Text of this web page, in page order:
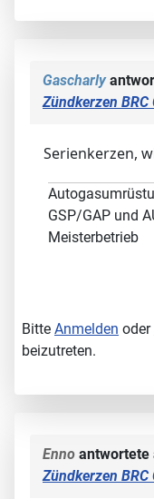
Gascharly
Zündkerzen
Serienkerzen,
GSP/GAP und
Meisterbetrieb
Bitte Anmelden oder
beizutreten.
Enno
Zündkerzen